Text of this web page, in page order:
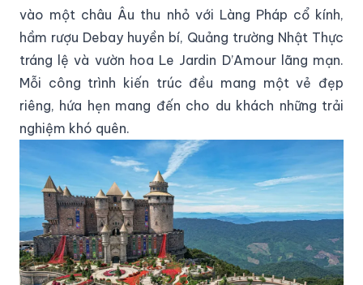
vào một châu Âu thu nhỏ với Làng Pháp cổ kính,
hầm rượu Debay huyền bí, Quảng trường Nhật Thực
tráng lệ và vườn hoa Le Jardin D’Amour lãng mạn.
Mỗi công trình kiến trúc đều mang một vẻ đẹp
riêng, hứa hẹn mang đến cho du khách những trải
nghiệm khó quên.